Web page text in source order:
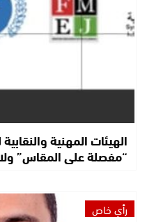
الهيئات المهنية
“مفصلة على المقاس”
رأي خاص